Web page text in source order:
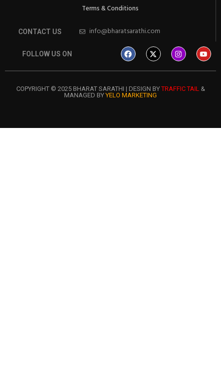
Terms & Conditions
CONTACT US info@bharatsarathi.com
FOLLOW US ON
COPYRIGHT © 2025 BHARAT SARATHI | DESIGN BYTRAFFIC TAIL&
MANAGED BYYELO MARKETING